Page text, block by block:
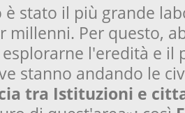
è stato il più grande
millenni. Per questo,
l'eredità e il
stanno andando le
tra Istituzioni e